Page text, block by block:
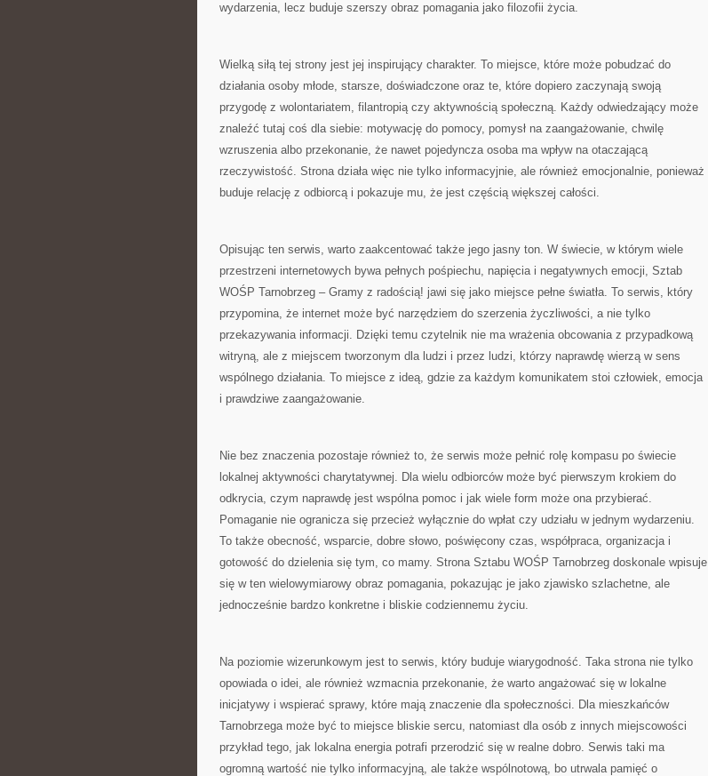
wydarzenia, lecz buduje szerszy obraz pomagania jako filozofii życia.
Wielką siłą tej strony jest jej inspirujący charakter. To miejsce, które może pobudzać do
działania osoby młode, starsze, doświadczone oraz te, które dopiero zaczynają swoją
przygodę z wolontariatem, filantropią czy aktywnością społeczną. Każdy odwiedzający może
znaleźć tutaj coś dla siebie: motywację do pomocy, pomysł na zaangażowanie, chwilę
wzruszenia albo przekonanie, że nawet pojedyncza osoba ma wpływ na otaczającą
rzeczywistość. Strona działa więc nie tylko informacyjnie, ale również emocjonalnie, ponieważ
buduje relację z odbiorcą i pokazuje mu, że jest częścią większej całości.
Opisując ten serwis, warto zaakcentować także jego jasny ton. W świecie, w którym wiele
przestrzeni internetowych bywa pełnych pośpiechu, napięcia i negatywnych emocji, Sztab
WOŚP Tarnobrzeg – Gramy z radością! jawi się jako miejsce pełne światła. To serwis, który
przypomina, że internet może być narzędziem do szerzenia życzliwości, a nie tylko
przekazywania informacji. Dzięki temu czytelnik nie ma wrażenia obcowania z przypadkową
witryną, ale z miejscem tworzonym dla ludzi i przez ludzi, którzy naprawdę wierzą w sens
wspólnego działania. To miejsce z ideą, gdzie za każdym komunikatem stoi człowiek, emocja
i prawdziwe zaangażowanie.
Nie bez znaczenia pozostaje również to, że serwis może pełnić rolę kompasu po świecie
lokalnej aktywności charytatywnej. Dla wielu odbiorców może być pierwszym krokiem do
odkrycia, czym naprawdę jest wspólna pomoc i jak wiele form może ona przybierać.
Pomaganie nie ogranicza się przecież wyłącznie do wpłat czy udziału w jednym wydarzeniu.
To także obecność, wsparcie, dobre słowo, poświęcony czas, współpraca, organizacja i
gotowość do dzielenia się tym, co mamy. Strona Sztabu WOŚP Tarnobrzeg doskonale wpisuje
się w ten wielowymiarowy obraz pomagania, pokazując je jako zjawisko szlachetne, ale
jednocześnie bardzo konkretne i bliskie codziennemu życiu.
Na poziomie wizerunkowym jest to serwis, który buduje wiarygodność. Taka strona nie tylko
opowiada o idei, ale również wzmacnia przekonanie, że warto angażować się w lokalne
inicjatywy i wspierać sprawy, które mają znaczenie dla społeczności. Dla mieszkańców
Tarnobrzega może być to miejsce bliskie sercu, natomiast dla osób z innych miejscowości
przykład tego, jak lokalna energia potrafi przerodzić się w realne dobro. Serwis taki ma
ogromną wartość nie tylko informacyjną, ale także wspólnotową, bo utrwala pamięć o